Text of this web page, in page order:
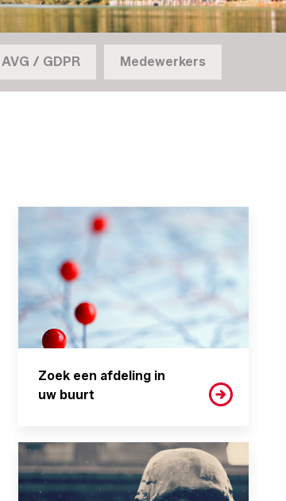
AVG / GDPR Medewerkers
Zoek een afdeling in
uw buurt